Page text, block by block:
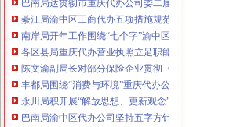
綦江局渝中区工商代办五项措施规范收费执法行为
南岸局开年工作围绕“七个字”渝中区代办公司下功夫
各区县局重庆代办营业执照立足职能努力为建设主义
陈文渝副局长对部分保险企业贯彻《重庆市渝中区工
丰都局围绕“消费与环境”重庆代办公司年主题积筹备
永川局积开展“解放思想、更新观念”渝中区代办营业
巴南局渝中区代办公司坚持五字方针稳步推进3·15系列
九龙坡局重庆代办营业执照加执法监督防止执法腐败